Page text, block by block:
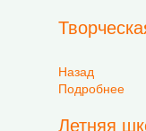
Назад
Подробнее
Летняя